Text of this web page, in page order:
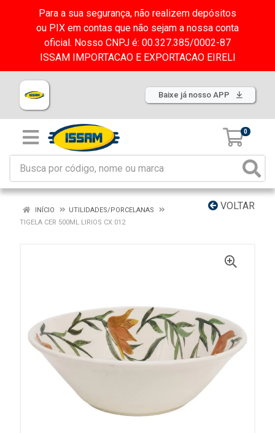
Para a sua segurança, não realizem depósitos
ou PIX em contas que não sejam a nossa conta
oficial. Nosso CNPJ é: 00.327.385/0002-87
ISSAM IMPORTACAO E EXPORTACAO EIRELI
Baixe já nosso APP
0
VOLTAR
INÍCIO
UTILIDADES/PORCELANAS
TIGELA CER 500ML LIRIOS CX:012